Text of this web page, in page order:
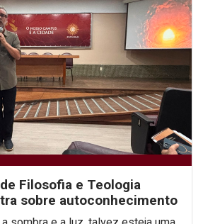
Filosofia e Teologia
sobre autoconhecimento